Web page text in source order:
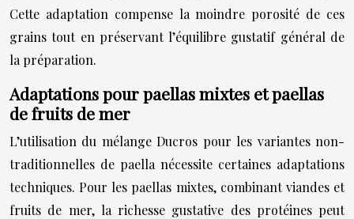
Cette adaptation compense la moindre porosité de ces
grains tout en préservant l’équilibre gustatif général de
la préparation.
Adaptations pour paellas mixtes et paellas
de fruits de mer
L’utilisation du mélange Ducros pour les variantes non-
traditionnelles de paella nécessite certaines adaptations
techniques. Pour les paellas mixtes, combinant viandes et
fruits de mer, la richesse gustative des protéines peut